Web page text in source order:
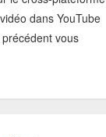
dans YouTube
vous